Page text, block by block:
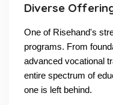
Diverse
One of Risehand's
programs. From
advanced vocational
entire spectrum of
one is left behind.